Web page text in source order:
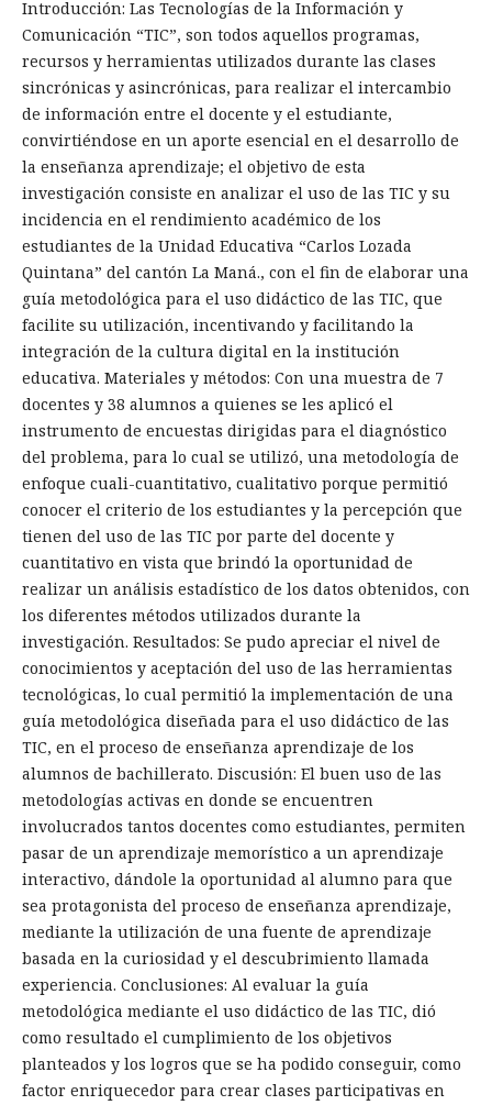
Introducción: Las Tecnologías de la Información y
Comunicación “TIC”, son todos aquellos programas,
recursos y herramientas utilizados durante las clases
sincrónicas y asincrónicas, para realizar el intercambio
de información entre el docente y el estudiante,
convirtiéndose en un aporte esencial en el desarrollo de
la enseñanza aprendizaje; el objetivo de esta
investigación consiste en analizar el uso de las TIC y su
incidencia en el rendimiento académico de los
estudiantes de la Unidad Educativa “Carlos Lozada
Quintana” del cantón La Maná., con el fin de elaborar una
guía metodológica para el uso didáctico de las TIC, que
facilite su utilización, incentivando y facilitando la
integración de la cultura digital en la institución
educativa. Materiales y métodos: Con una muestra de 7
docentes y 38 alumnos a quienes se les aplicó el
instrumento de encuestas dirigidas para el diagnóstico
del problema, para lo cual se utilizó, una metodología de
enfoque cuali-cuantitativo, cualitativo porque permitió
conocer el criterio de los estudiantes y la percepción que
tienen del uso de las TIC por parte del docente y
cuantitativo en vista que brindó la oportunidad de
realizar un análisis estadístico de los datos obtenidos, con
los diferentes métodos utilizados durante la
investigación. Resultados: Se pudo apreciar el nivel de
conocimientos y aceptación del uso de las herramientas
tecnológicas, lo cual permitió la implementación de una
guía metodológica diseñada para el uso didáctico de las
TIC, en el proceso de enseñanza aprendizaje de los
alumnos de bachillerato. Discusión: El buen uso de las
metodologías activas en donde se encuentren
involucrados tantos docentes como estudiantes, permiten
pasar de un aprendizaje memorístico a un aprendizaje
interactivo, dándole la oportunidad al alumno para que
sea protagonista del proceso de enseñanza aprendizaje,
mediante la utilización de una fuente de aprendizaje
basada en la curiosidad y el descubrimiento llamada
experiencia. Conclusiones: Al evaluar la guía
metodológica mediante el uso didáctico de las TIC, dió
como resultado el cumplimiento de los objetivos
planteados y los logros que se ha podido conseguir, como
factor enriquecedor para crear clases participativas en